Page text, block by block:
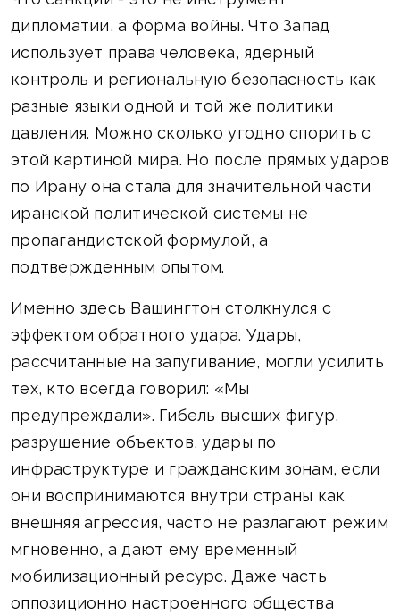
дипломатии, а форма войны. Что Запад
использует права человека, ядерный
контроль и региональную безопасность как
разные языки одной и той же политики
давления. Можно сколько угодно спорить с
этой картиной мира. Но после прямых ударов
по Ирану она стала для значительной части
иранской политической системы не
пропагандистской формулой, а
подтвержденным опытом.
Именно здесь Вашингтон столкнулся с
эффектом обратного удара. Удары,
рассчитанные на запугивание, могли усилить
тех, кто всегда говорил: «Мы
предупреждали». Гибель высших фигур,
разрушение объектов, удары по
инфраструктуре и гражданским зонам, если
они воспринимаются внутри страны как
внешняя агрессия, часто не разлагают режим
мгновенно, а дают ему временный
мобилизационный ресурс. Даже часть
оппозиционно настроенного общества